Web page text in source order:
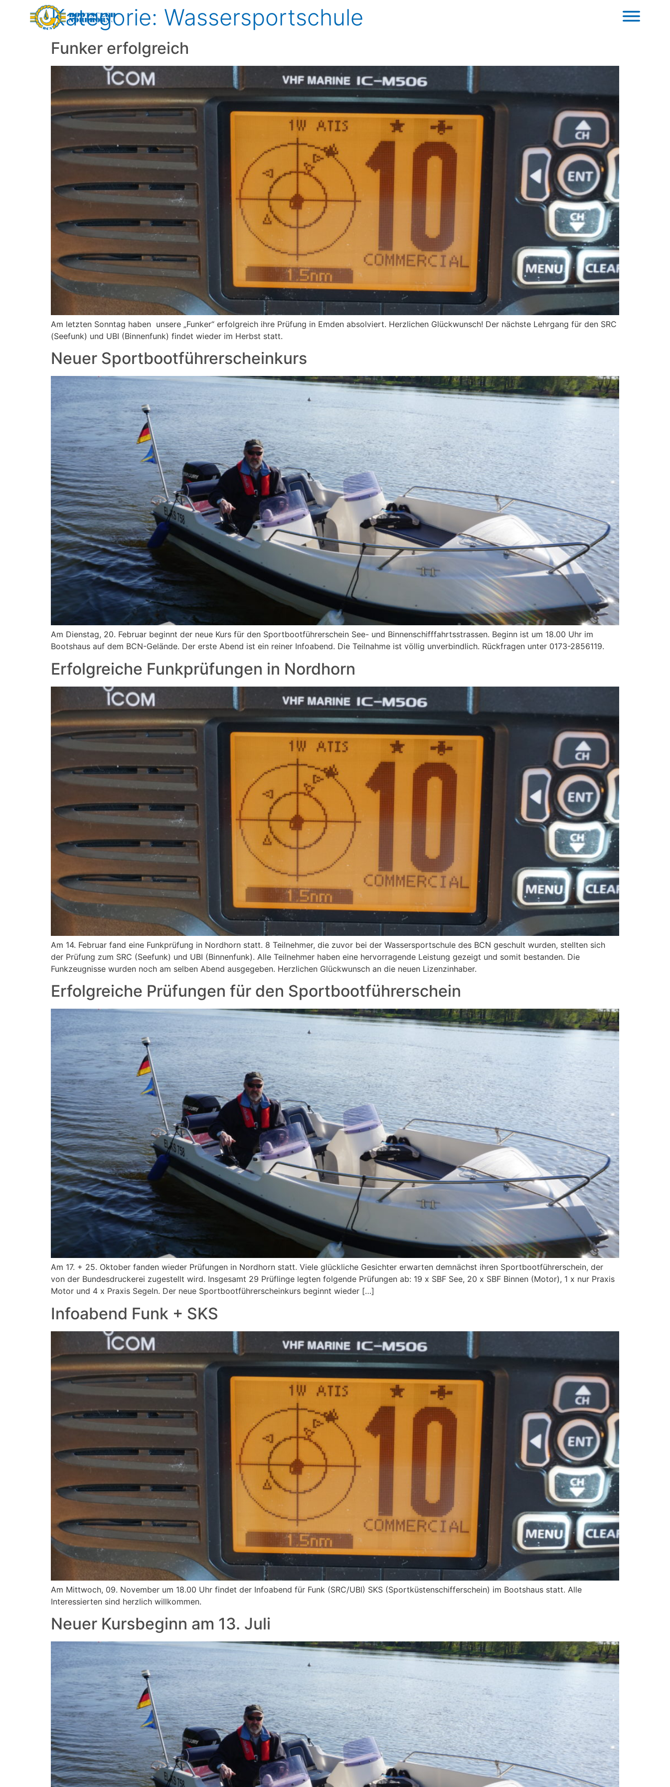
Kategorie: Wassersportschule
Funker erfolgreich
Am letzten Sonntag haben unsere „Funker“ erfolgreich ihre Prüfung in Emden absolviert. Herzlichen Glückwunsch! Der nächste Lehrgang für den SRC
(Seefunk) und UBI (Binnenfunk) findet wieder im Herbst statt.
Neuer Sportbootführerscheinkurs
Am Dienstag, 20. Februar beginnt der neue Kurs für den Sportbootführerschein See- und Binnenschifffahrtsstrassen. Beginn ist um 18.00 Uhr im
Bootshaus auf dem BCN-Gelände. Der erste Abend ist ein reiner Infoabend. Die Teilnahme ist völlig unverbindlich. Rückfragen unter 0173-2856119.
Erfolgreiche Funkprüfungen in Nordhorn
Am 14. Februar fand eine Funkprüfung in Nordhorn statt. 8 Teilnehmer, die zuvor bei der Wassersportschule des BCN geschult wurden, stellten sich
der Prüfung zum SRC (Seefunk) und UBI (Binnenfunk). Alle Teilnehmer haben eine hervorragende Leistung gezeigt und somit bestanden. Die
Funkzeugnisse wurden noch am selben Abend ausgegeben. Herzlichen Glückwunsch an die neuen Lizenzinhaber.
Erfolgreiche Prüfungen für den Sportbootführerschein
Am 17. + 25. Oktober fanden wieder Prüfungen in Nordhorn statt. Viele glückliche Gesichter erwarten demnächst ihren Sportbootführerschein, der
von der Bundesdruckerei zugestellt wird. Insgesamt 29 Prüflinge legten folgende Prüfungen ab: 19 x SBF See, 20 x SBF Binnen (Motor), 1 x nur Praxis
Motor und 4 x Praxis Segeln. Der neue Sportbootführerscheinkurs beginnt wieder […]
Infoabend Funk + SKS
Am Mittwoch, 09. November um 18.00 Uhr findet der Infoabend für Funk (SRC/UBI) SKS (Sportküstenschifferschein) im Bootshaus statt. Alle
Interessierten sind herzlich willkommen.
Neuer Kursbeginn am 13. Juli